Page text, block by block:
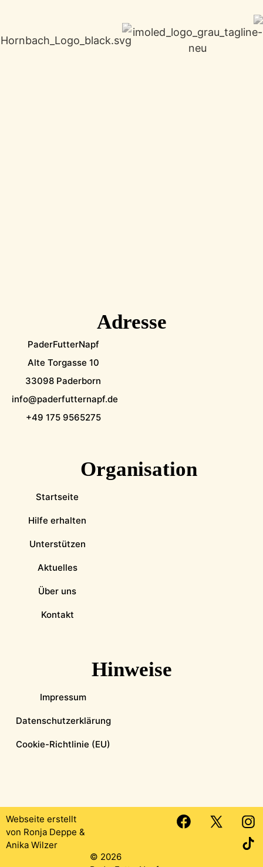
Adresse
PaderFutterNapf
Alte Torgasse 10
33098 Paderborn
info@paderfutternapf.de
+49 175 9565275
Organisation
Startseite
Hilfe erhalten
Unterstützen
Aktuelles
Über uns
Kontakt
Hinweise
Impressum
Datenschutzerklärung
Cookie-Richtlinie (EU)
Webseite erstellt
von Ronja Deppe &
Anika Wilzer
© 2026